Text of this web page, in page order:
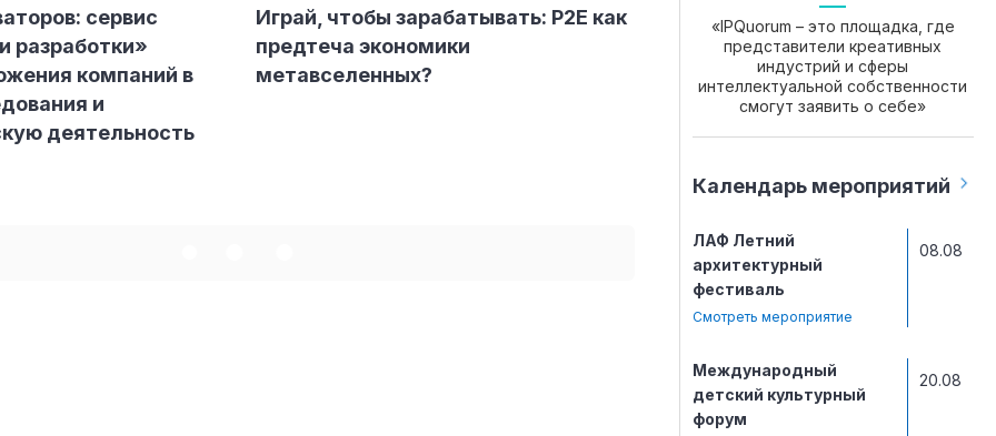
сервис
разработки»
компаний в
и
деятельность
Играй, чтобы зарабатывать: P2E как
предтеча экономики
метавселенных?
«IPQuorum – это площадка, где
представители креативных
индустрий и сферы
интеллектуальной собственности
смогут заявить о себе»
Календарь мероприятий
ЛАФ Летний
архитектурный
фестиваль
Смотреть мероприятие
08.08
Международный
детский культурный
форум
20.08